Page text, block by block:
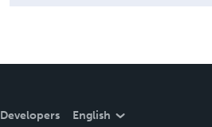
Developers English